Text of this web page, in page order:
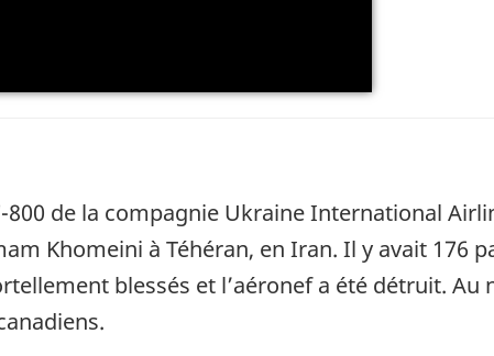
800 de la compagnie Ukraine International
Khomeini à Téhéran, en Iran. Il y avait 176
blessés et l’aéronef a été détruit.